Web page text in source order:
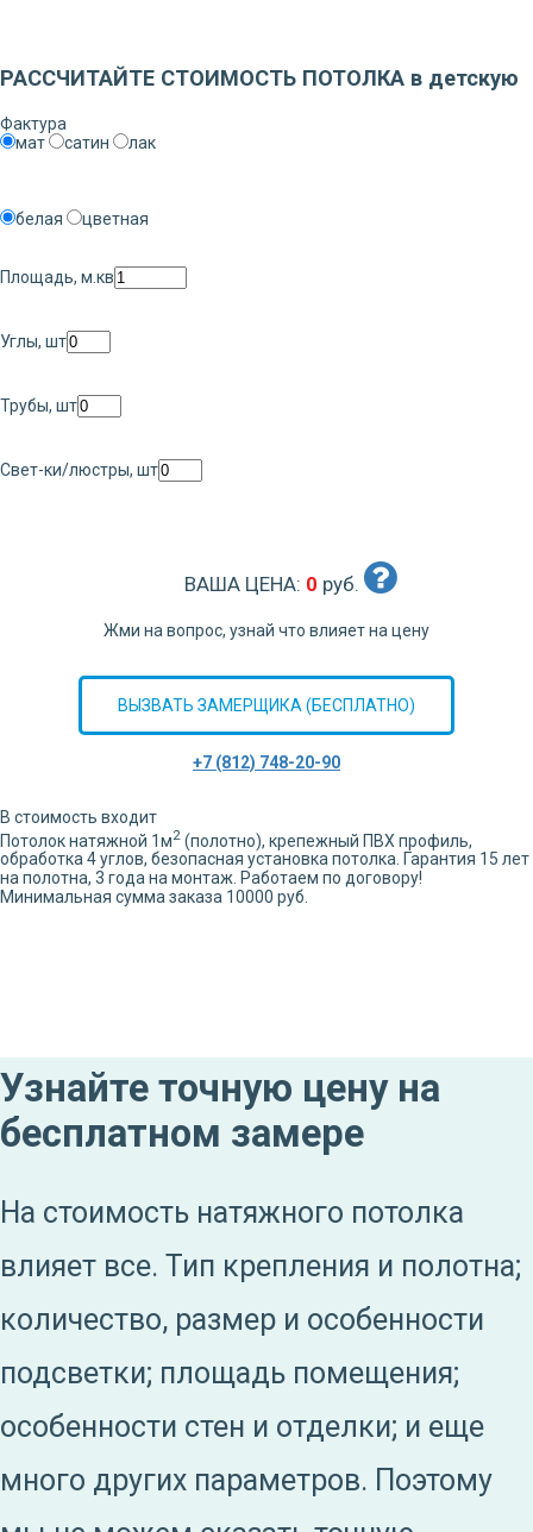
РАССЧИТАЙТЕ СТОИМОСТЬ ПОТОЛКА в детскую
Фактура
мат
сатин лак
белая цветная
Площадь, м.кв
Углы, шт
Трубы, шт
Свет-ки/люстры, шт
ВАША ЦЕНА: 0 руб.
Жми на вопрос, узнай что влияет на цену
ВЫЗВАТЬ ЗАМЕРЩИКА (БЕСПЛАТНО)
+7 (812) 748-20-90
В стоимость входит
Потолок натяжной 1м2 (полотно), крепежный ПВХ профиль,
обработка4углов, безопасная установка потолка. Гарантия 15 лет
на полотна, 3 года на монтаж. Работаем по договору!
Минимальная сумма заказа 10000 руб.
Узнайте точную цену на
бесплатном замере
На стоимость натяжного потолка
влияет все. Тип крепления и полотна;
количество, размер и особенности
подсветки; площадь помещения;
особенности стен и отделки; и еще
много других параметров. Поэтому